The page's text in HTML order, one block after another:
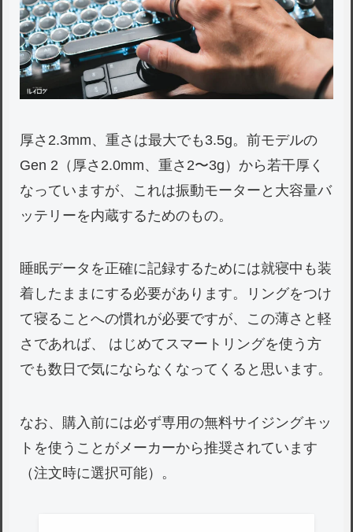
厚さ2.3mm、重さは最大でも3.5g。前モデルの
Gen 2（厚さ2.0mm、重さ2〜3g）から若干厚く
なっていますが、これは振動モーターと大容量バ
ッテリーを内蔵するためのもの。
睡眠データを正確に記録するためには就寝中も装
着したままにする必要があります。リングをつけ
て寝ることへの慣れが必要ですが、この薄さと軽
さであれば、 はじめてスマートリングを使う方
でも数日で気にならなくなってくると思います。
なお、購入前には必ず専用の無料サイジングキッ
トを使うことがメーカーから推奨されています
（注文時に選択可能）。